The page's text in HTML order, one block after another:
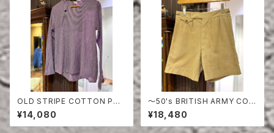
OLD STRIPE COTTON PUL
LOVER SHIRT
¥14,080
〜50's BRITISH ARMY COT
TON SHORTS
¥18,480